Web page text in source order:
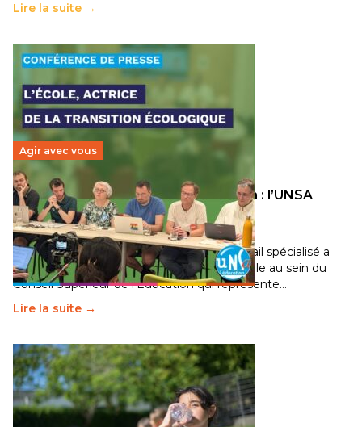
Lire la suite →
Agir avec vous
Transition écologique de l’éducation : l’UNSA
Éducation fait bouger les lignes
30 juin 2026-National
Pendant plusieurs mois, un groupe de travail spécialisé a
travaillé sur la transition écologique de l’Ecole au sein du
Conseil Supérieur de l’Éducation qui représente…
Lire la suite →